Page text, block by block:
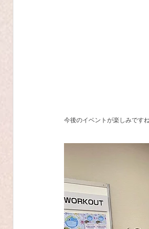
今後のイベントが楽しみです